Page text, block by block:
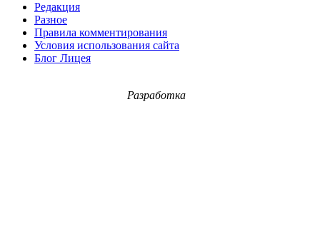
Редакция
Разное
Правила комментирования
Условия использования сайта
Блог Лицея
Разработка